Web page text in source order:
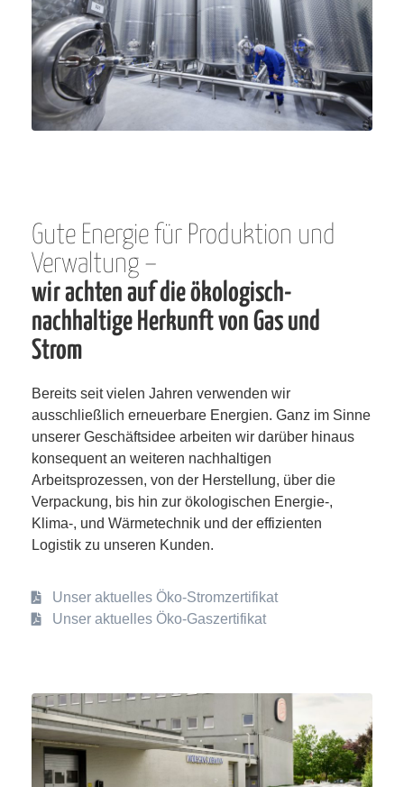
Gute Energie für Produktion und
Verwaltung –
wir achten auf die ökologisch-
nachhaltige Herkunft von Gas und
Strom
Bereits seit vielen Jahren verwenden wir
ausschließlich erneuerbare Energien. Ganz im Sinne
unserer Geschäftsidee arbeiten wir darüber hinaus
konsequent an weiteren nachhaltigen
Arbeitsprozessen, von der Herstellung, über die
Verpackung, bis hin zur ökologischen Energie-,
Klima-, und Wärmetechnik und der effizienten
Logistik zu unseren Kunden.
Unser aktuelles Öko-Stromzertifikat
Unser aktuelles Öko-Gaszertifikat